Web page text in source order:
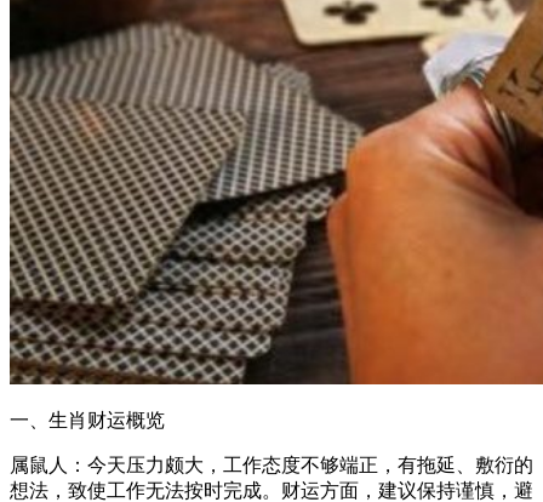
一、生肖财运概览
属鼠人：今天压力颇大，工作态度不够端正，有拖延、敷衍的
想法，致使工作无法按时完成。财运方面，建议保持谨慎，避